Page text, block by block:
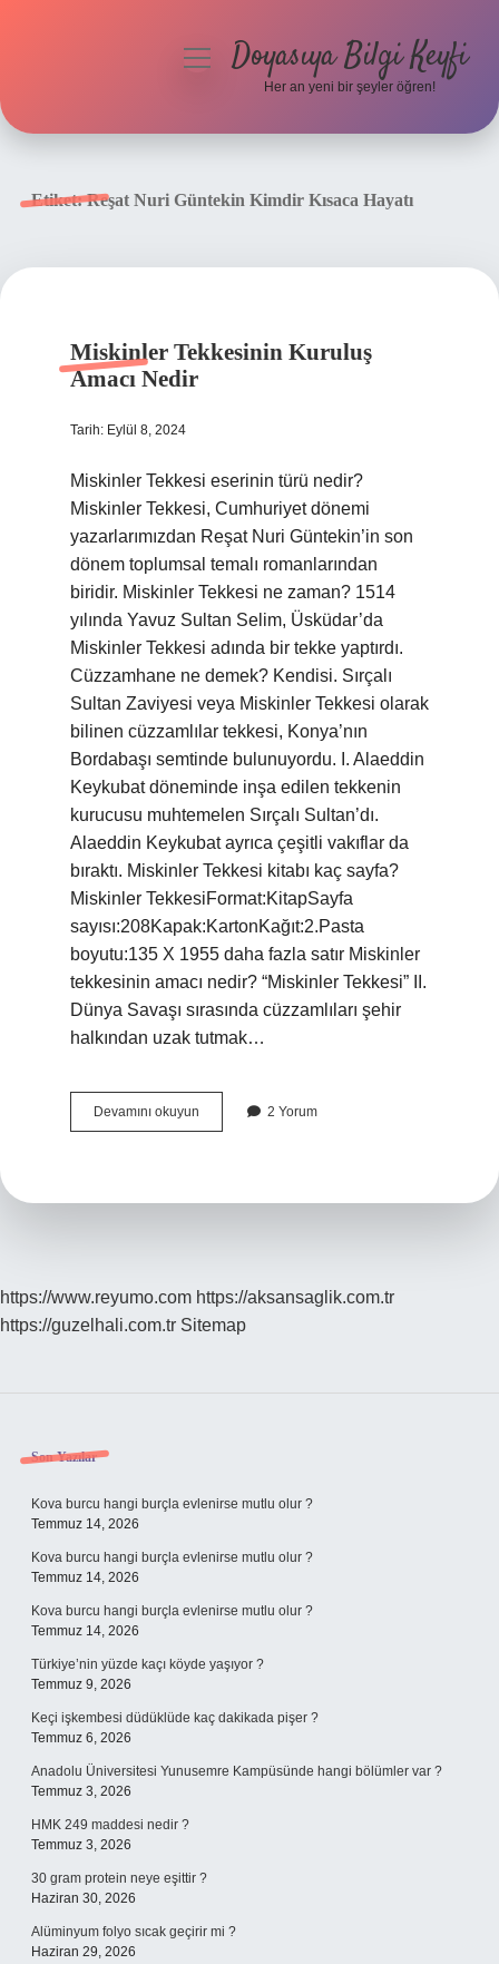
menüyüDoyasıya Bilgi Keyfi
Her an yeni bir şeyler öğren!
Etiket:Reşat Nuri Güntekin Kimdir Kısaca Hayatı
Miskinler Tekkesinin Kuruluş
Amacı Nedir
Tarih: Eylül 8, 2024
Miskinler Tekkesi eserinin türü nedir?
Miskinler Tekkesi, Cumhuriyet dönemi
yazarlarımızdan Reşat Nuri Güntekin’in son
dönem toplumsal temalı romanlarından
biridir. Miskinler Tekkesi ne zaman? 1514
yılında Yavuz Sultan Selim, Üsküdar’da
Miskinler Tekkesi adında bir tekke yaptırdı.
Cüzzamhane ne demek? Kendisi. Sırçalı
Sultan Zaviyesi veya Miskinler Tekkesi olarak
bilinen cüzzamlılar tekkesi, Konya’nın
Bordabaşı semtinde bulunuyordu. I. Alaeddin
Keykubat döneminde inşa edilen tekkenin
kurucusu muhtemelen Sırçalı Sultan’dı.
Alaeddin Keykubat ayrıca çeşitli vakıflar da
bıraktı. Miskinler Tekkesi kitabı kaç sayfa?
Miskinler TekkesiFormat:KitapSayfa
sayısı:208Kapak:KartonKağıt:2.Pasta
boyutu:135 X 1955 daha fazla satır Miskinler
tekkesinin amacı nedir? “Miskinler Tekkesi” II.
Dünya Savaşı sırasında cüzzamlıları şehir
halkından uzak tutmak…
Devamını okuyun Miskinler
Tekkesinin
2 Yorum
https://www.reyumo.com https://aksansaglik.com.tr
https://guzelhali.com.tr Sitemap
Sidebar
Son Yazılar
Kova burcu hangi burçla evlenirse mutlu olur ?
Temmuz 14, 2026
Kova burcu hangi burçla evlenirse mutlu olur ?
Temmuz 14, 2026
Kova burcu hangi burçla evlenirse mutlu olur ?
Temmuz 14, 2026
Türkiye’nin yüzde kaçı köyde yaşıyor ?
Temmuz 9, 2026
Keçi işkembesi düdüklüde kaç dakikada pişer ?
Temmuz 6, 2026
Anadolu Üniversitesi Yunusemre Kampüsünde hangi bölümler var ?
Temmuz 3, 2026
HMK 249 maddesi nedir ?
Temmuz 3, 2026
30 gram protein neye eşittir ?
Haziran 30, 2026
Alüminyum folyo sıcak geçirir mi ?
Haziran 29, 2026